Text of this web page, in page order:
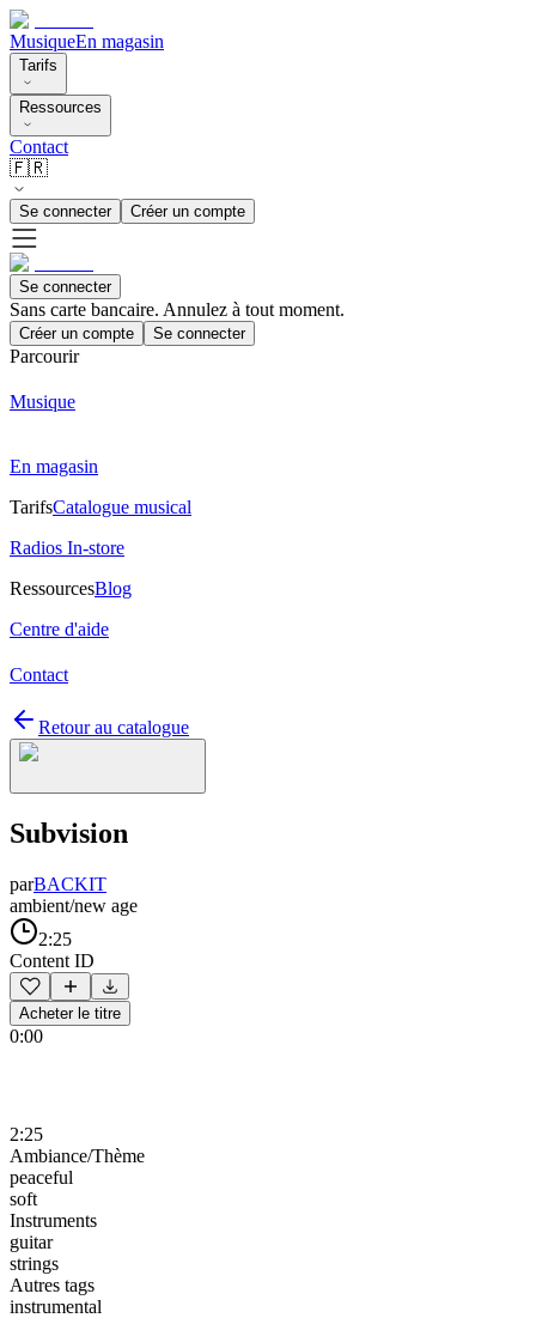
MusiqueEn magasin
Tarifs
Ressources
Contact
🇫🇷
Se connecter Créer un compte
Se connecter
Sans carte bancaire. Annulez à tout moment.
Créer un compte Se connecter
Parcourir
Musique
En magasin
TarifsCatalogue musical
Radios In-store
RessourcesBlog
Centre d'aide
Contact
Retour au catalogue
Subvision
parBACKIT
ambient/new age
2:25
Content ID
Acheter le titre
0:00
2:25
Ambiance/Thème
peaceful
soft
Instruments
guitar
strings
Autres tags
instrumental